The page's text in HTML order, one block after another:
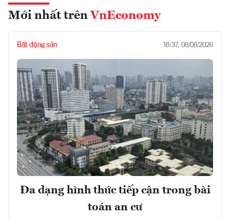
Mới nhất trên VnEconomy
Bất động sản 18:37, 08/08/2026
Đa dạng hình thức tiếp cận trong bài
toán an cư